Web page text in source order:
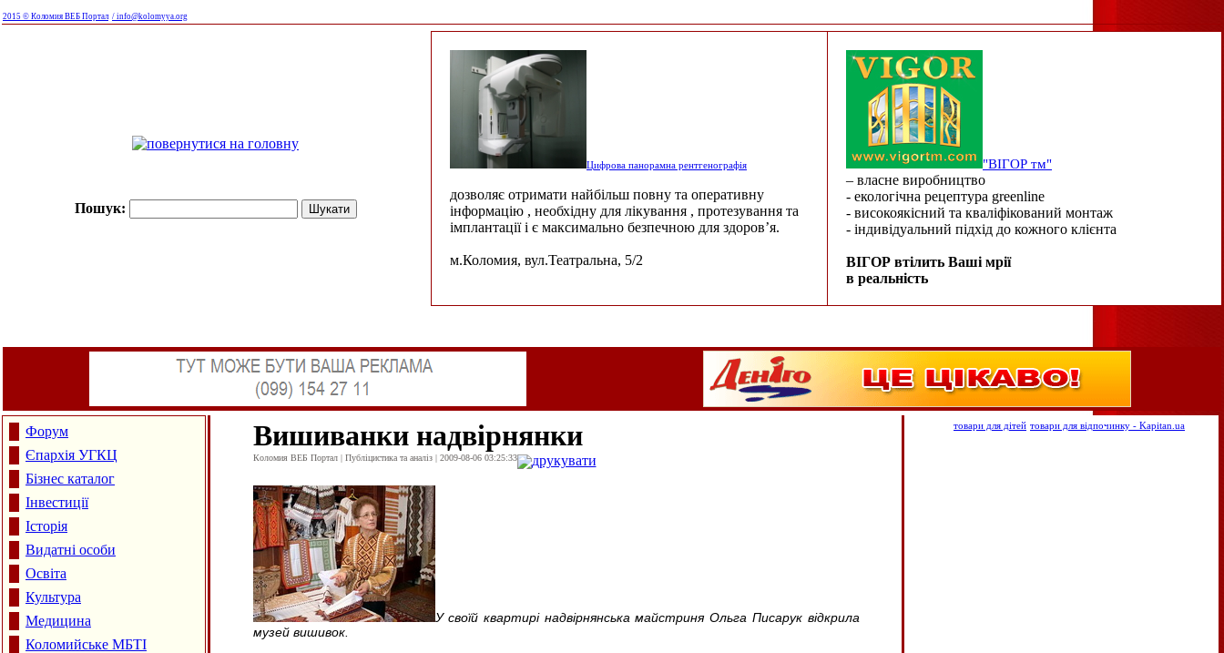
2015 © Коломия ВЕБ Портал / info@kolomyya.org
Пошук:
Цифрова панорамна рентгенографія
дозволяє отримати найбільш повну та оперативну
інформацію , необхідну для лікування , протезування та
імплантації і є максимально безпечною для здоров’я.
м.Коломия, вул.Театральна, 5/2
"ВІГОР тм"
– власне виробництво
- екологічна рецептура greenline
- високоякісний та кваліфікований монтаж
- індивідуальний підхід до кожного клієнта
ВІГОР втілить Ваші мрії
в реальність
Форум
Єпархія УГКЦ
Бізнес каталог
Інвестиції
Історія
Видатні особи
Освіта
Культура
Медицина
Коломийське МБТІ
Вишиванки надвірнянки
Коломия ВЕБ Портал | Публіцистика та аналіз | 2009-08-06 03:25:33 друкувати
У своїй квартирі надвірнянська майстриня Ольга Писарук відкрила
музей вишивок.
товари для дітей товари для відпочинку - Kapitan.ua